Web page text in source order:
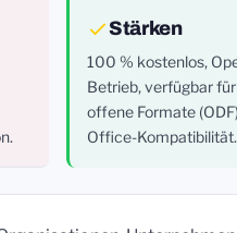
Stärken
100 % kostenlos,
Betrieb, verfügbar
offene Formate
Office-Kompatibilität.